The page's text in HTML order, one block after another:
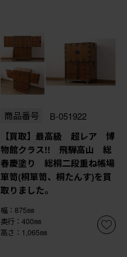
商品番号 B-051922
【買取】最高級 超レア 博
物館クラス!! 飛騨高山 総
春慶塗り 総桐二段重ね帳場
箪笥(桐箪笥、桐たんす)を買
取りました。
幅：875㎜
奥行：400㎜
高さ：1,065㎜